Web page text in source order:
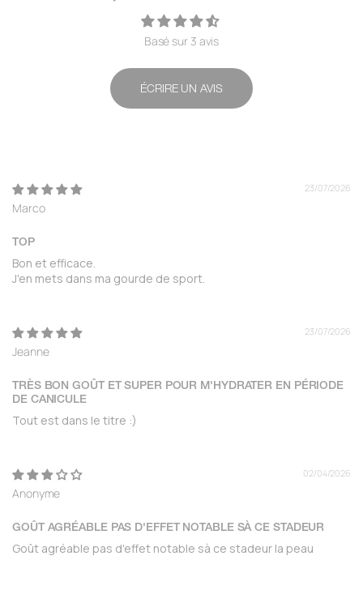
Basé sur 3 avis
ÉCRIRE UN AVIS
23/07/2026
Marco
TOP
Bon et efficace.
J'en mets dans ma gourde de sport.
23/07/2026
Jeanne
TRÈS BON GOÛT ET SUPER POUR M'HYDRATER EN PÉRIODE
DE CANICULE
Tout est dans le titre :)
02/04/2026
Anonyme
GOÛT AGRÉABLE PAS D'EFFET NOTABLE SÀ CE STADEUR
Goût agréable pas d'effet notable sà ce stadeur la peau